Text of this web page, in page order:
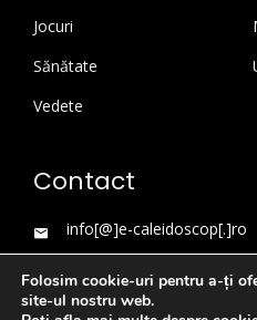
Jocuri
Sănătate
Vedete
Contact
info[@]e-caleidoscop[.]ro
Folosim cookie-uri pentru a-ți
site-ul nostru web.